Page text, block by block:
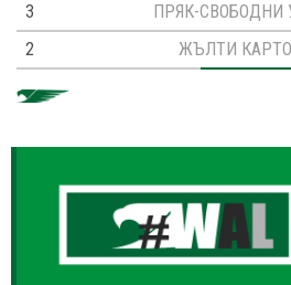
3
ПРЯК-СВОБОДНИ
2
ЖЪЛТИ